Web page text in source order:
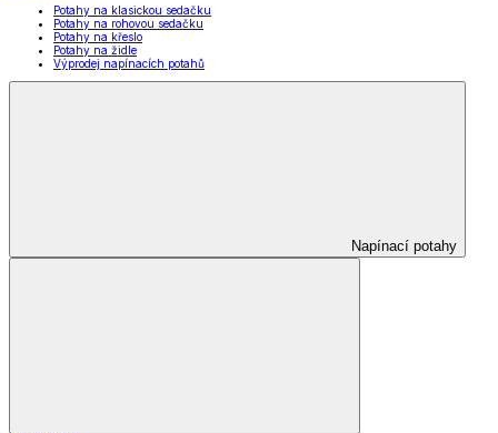
Potahy na klasickou sedačku
Potahy na rohovou sedačku
Potahy na křeslo
Potahy na židle
Výprodej napínacích potahů
Napínací potahy